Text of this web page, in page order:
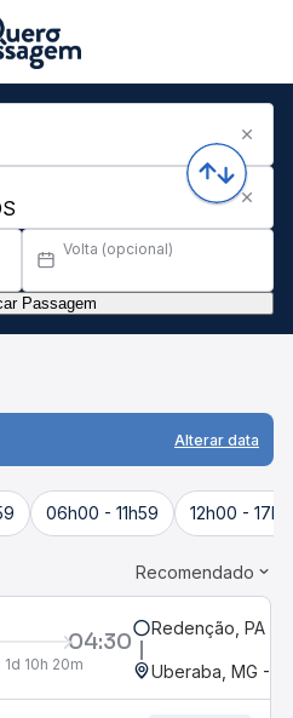
Volta (opcional)
Passagem
Alterar data
06h00 - 11h59 12h00 -
Recomendado
04:30
1d 10h 20m
Redenção, PA
Uberaba, MG -